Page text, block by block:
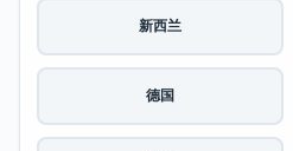
新西兰
德国